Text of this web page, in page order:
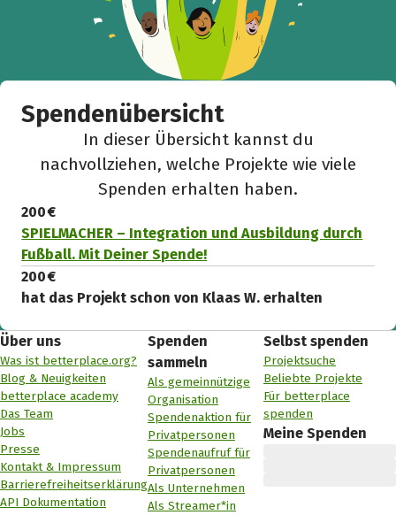
Spendenübersicht
In dieser Übersicht kannst du
nachvollziehen, welche Projekte wie viele
Spenden erhalten haben.
200 €
SPIELMACHER – Integration und Ausbildung durch
Fußball. Mit Deiner Spende!
200 €
hat das Projekt schon von Klaas W. erhalten
Über uns
Was ist betterplace.org?
Blog & Neuigkeiten
betterplace academy
Das Team
Jobs
Presse
Kontakt & Impressum
Barrierefreiheitserklärung
API Dokumentation
Spenden
sammeln
Als gemeinnützige
Organisation
Spendenaktion für
Privatpersonen
Spendenaufruf für
Privatpersonen
Als Unternehmen
Als Streamer*in
Selbst spenden
Projektsuche
Beliebte Projekte
Für betterplace
spenden
Meine Spenden